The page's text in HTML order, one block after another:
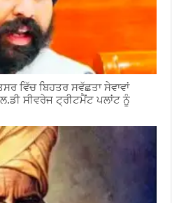
ਵਿੱਚ ਬਿਹਤਰ ਸਵੱਛਤਾ ਸੇਵਾਵਾਂ
ਸੀਵਰੇਜ ਟ੍ਰੀਟਮੈਂਟ ਪਲਾਂਟ ਨੂੰ